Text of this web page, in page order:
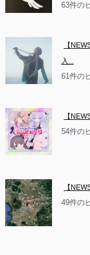
63件の
【
入...
61件の
【
54件の
【
49件の